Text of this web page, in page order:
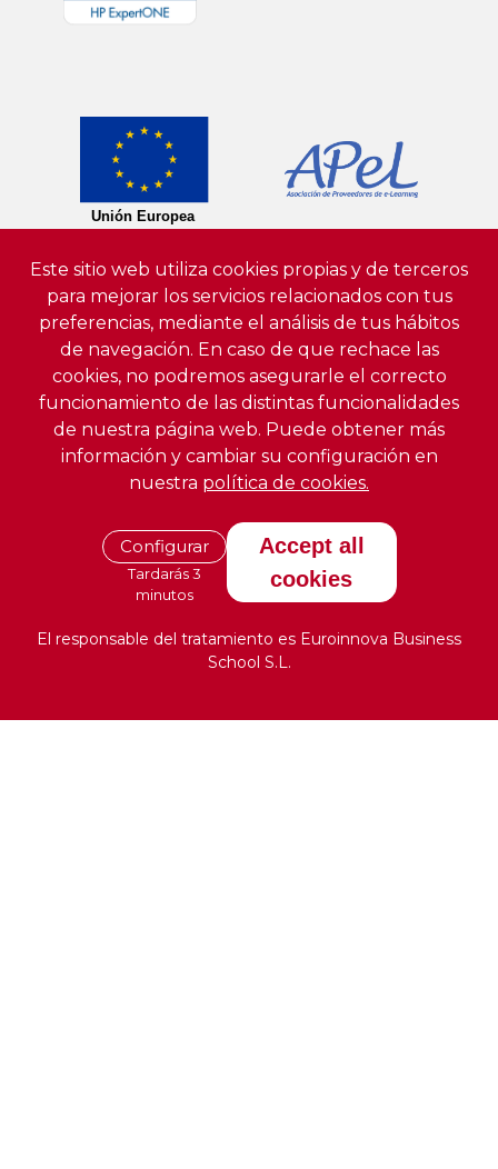
Este sitio web utiliza cookies propias y de terceros
para mejorar los servicios relacionados con tus
preferencias, mediante el análisis de tus hábitos
de navegación. En caso de que rechace las
cookies, no podremos asegurarle el correcto
funcionamiento de las distintas funcionalidades
de nuestra página web. Puede obtener más
información y cambiar su configuración en
nuestra política de cookies.
Configurar
Tardarás 3
minutos
Accept all
cookies
El responsable del tratamiento es Euroinnova Business
School S.L.